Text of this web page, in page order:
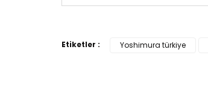
Etiketler : Yoshimura türkiye